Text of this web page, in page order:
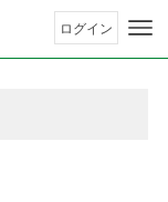
ログイン